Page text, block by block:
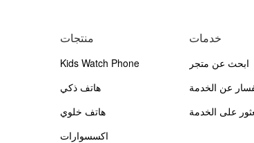
منتجات
Kids Watch Phone
هاتف ذكي
هاتف خلوي
اكسسوارات
خدمات
ابحث عن متجر
عن الخدمة
على الخدمة